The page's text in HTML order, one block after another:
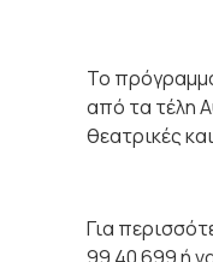
Το
από τα τέλη
θεατρικές
Για
99 40 699 ή